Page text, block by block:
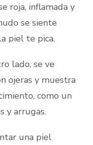
roja, inflamada y
se siente
piel te pica.
lado, se ve
ojeras y muestra
como un
y arrugas.
una piel